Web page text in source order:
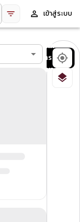
เข้าสู่ระบบ
บันทึก
การ
ค้นหา